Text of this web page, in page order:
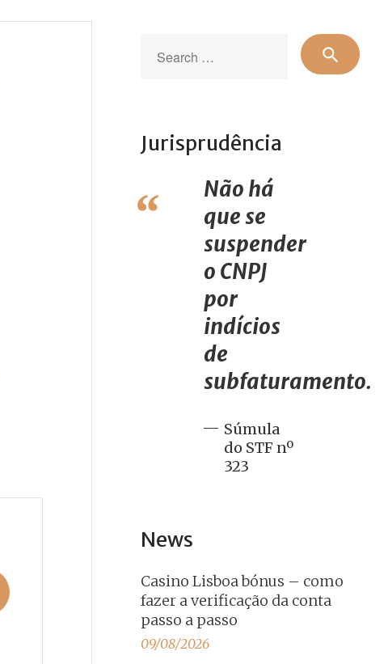
for:
search
Jurisprudência
Não há
que se
suspender
o CNPJ
por
indícios
de
subfaturamento.
Súmula
do STF nº
323
News
Casino Lisboa bónus – como
fazer a verificação da conta
passo a passo
09/08/2026